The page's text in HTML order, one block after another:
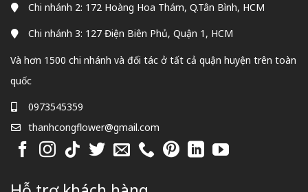
Chi nhánh 2: 172 Hoàng Hoa Thám, Q.Tân Bình, HCM
Chi nhánh 3: 127 Điện Biên Phủ, Quận 1, HCM
Và hơn 1500 chi nhánh và đối tác ở tất cả quận huyện trên toàn
quốc
0973545359
thanhcongflower@gmail.com